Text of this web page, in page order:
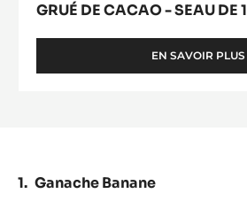
GRUÉ DE CACAO - SEAU DE
EN SAVOIR PLUS
-
Ganache Banane